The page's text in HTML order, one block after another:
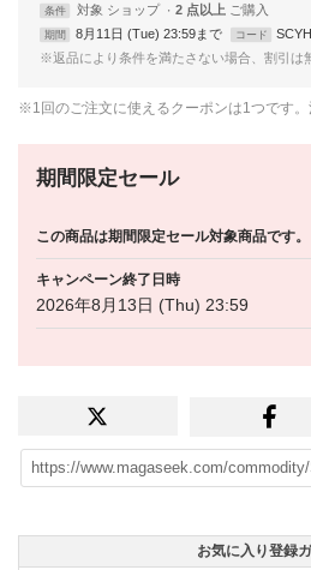
条件 対象 ショップ 2 点以上
期間 8月11日 (Tue) 23:59まで コード
※返品により条件を満たさない場合、割引は
※1回のご注文に使えるクーポンは1つです。
期間限定セール
この商品は期間限定セール対象商品です。
キャンペーン終了日時
2026年8月13日 (Thu) 23:59
お気に入り登録